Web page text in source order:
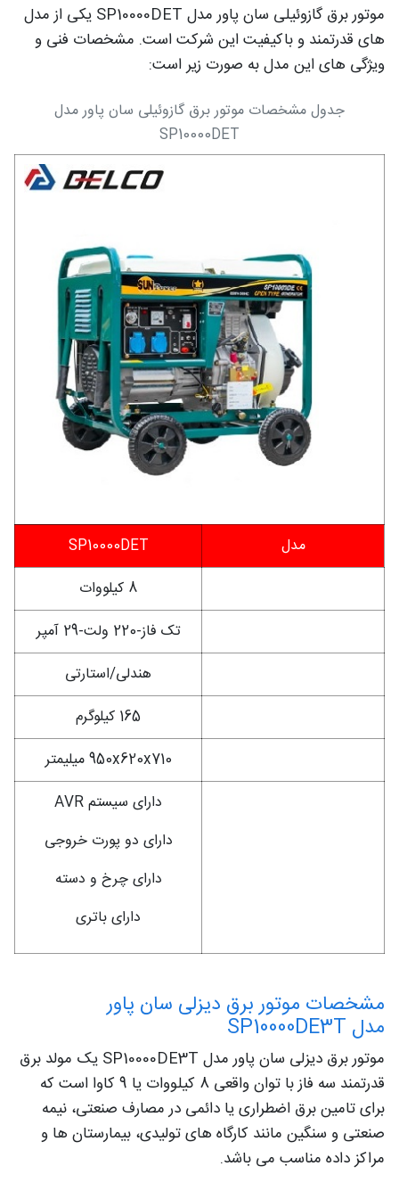
موتور برق گازوئیلی سان پاور مدل SP10000DET یکی از مدل
های قدرتمند و باکیفیت این شرکت است. مشخصات فنی و
ویژگی های این مدل به صورت زیر است:
جدول مشخصات موتور برق گازوئیلی سان پاور مدل
SP10000DET
مدل
SP10000DET
8 کیلووات
تک فاز-220 ولت-29 آمپر
هندلی/استارتی
165 کیلوگرم
950x620x710 میلیمتر
دارای سیستم AVR
دارای دو پورت خروجی
دارای چرخ و دسته
دارای باتری
مشخصات موتور برق دیزلی سان پاور
مدل SP10000DE3T
موتور برق دیزلی سان پاور مدل SP10000DE3T یک مولد برق
قدرتمند سه فاز با توان واقعی 8 کیلووات یا 9 کاوا است که
برای تامین برق اضطراری یا دائمی در مصارف صنعتی، نیمه
صنعتی و سنگین مانند کارگاه های تولیدی، بیمارستان ها و
مراکز داده مناسب می باشد.